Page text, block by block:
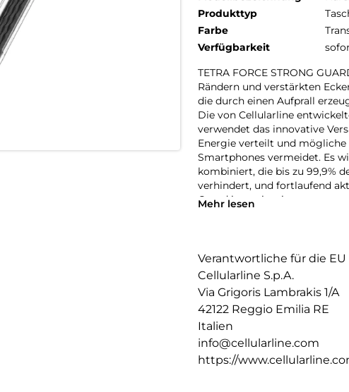
Produkttyp
Farbe
Verfügbarkeit
TETRA FORCE STRONG
Rändern und verstärkten
die durch einen Aufprall
Die von Cellularline
verwendet das innovative
Energie verteilt und mögliche
Smartphones vermeidet. Es
kombiniert, die bis zu 99,9%
verhindert, und fortlaufend
Guard integriert ist.
Mehr lesen
Verantwortliche für die EU
Cellularline S.p.A.
Via Grigoris Lambrakis 1/A
42122 Reggio Emilia RE
Italien
info@cellularline.com
https://